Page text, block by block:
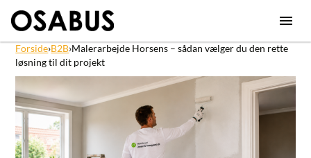
Forside›B2B›Malerarbejde Horsens – sådan vælger du den rette
løsning til dit projekt